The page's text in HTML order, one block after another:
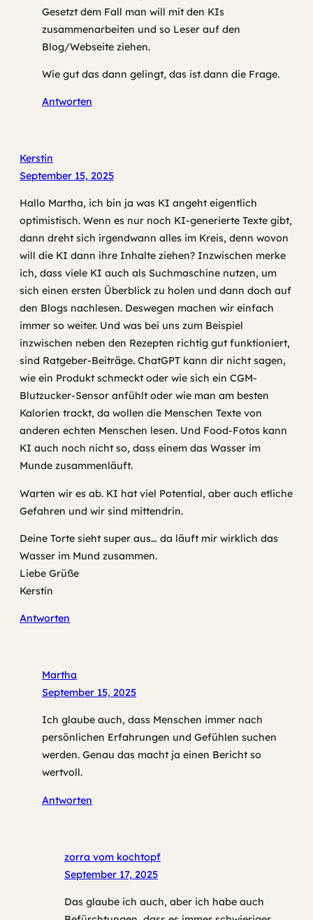
Gesetzt dem Fall man will mit den KIs
zusammenarbeiten und so Leser auf den
Blog/Webseite ziehen.
Wie gut das dann gelingt, das ist dann die Frage.
Antworten
Kerstin
September 15, 2025
Hallo Martha, ich bin ja was KI angeht eigentlich
optimistisch. Wenn es nur noch KI-generierte Texte gibt,
dann dreht sich irgendwann alles im Kreis, denn wovon
will die KI dann ihre Inhalte ziehen? Inzwischen merke
ich, dass viele KI auch als Suchmaschine nutzen, um
sich einen ersten Überblick zu holen und dann doch auf
den Blogs nachlesen. Deswegen machen wir einfach
immer so weiter. Und was bei uns zum Beispiel
inzwischen neben den Rezepten richtig gut funktioniert,
sind Ratgeber-Beiträge. ChatGPT kann dir nicht sagen,
wie ein Produkt schmeckt oder wie sich ein CGM-
Blutzucker-Sensor anfühlt oder wie man am besten
Kalorien trackt, da wollen die Menschen Texte von
anderen echten Menschen lesen. Und Food-Fotos kann
KI auch noch nicht so, dass einem das Wasser im
Munde zusammenläuft.
Warten wir es ab. KI hat viel Potential, aber auch etliche
Gefahren und wir sind mittendrin.
Deine Torte sieht super aus… da läuft mir wirklich das
Wasser im Mund zusammen.
Liebe Grüße
Kerstin
Antworten
Martha
September 15, 2025
Ich glaube auch, dass Menschen immer nach
persönlichen Erfahrungen und Gefühlen suchen
werden. Genau das macht ja einen Bericht so
wertvoll.
Antworten
zorra vom kochtopf
September 17, 2025
Das glaube ich auch, aber ich habe auch